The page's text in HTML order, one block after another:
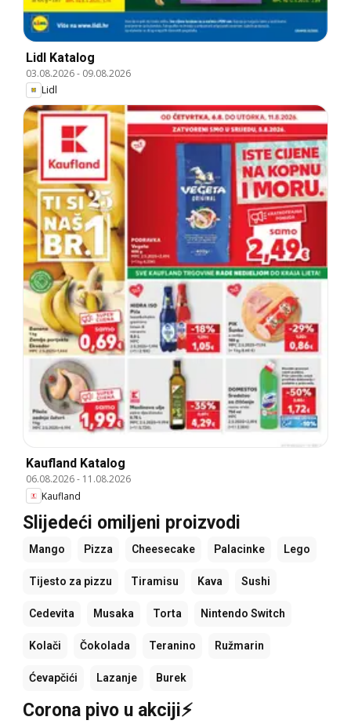
Lidl Katalog
03.08.2026- 09.08.2026
Lidl
Kaufland Katalog
06.08.2026- 11.08.2026
Kaufland
Slijedeći omiljeni proizvodi
Mango Pizza Cheesecake Palacinke Lego
Tijesto za pizzu Tiramisu Kava Sushi
Cedevita Musaka Torta Nintendo Switch
Kolači Čokolada Teranino Ružmarin
Ćevapčići Lazanje Burek
Corona pivo u akciji⚡